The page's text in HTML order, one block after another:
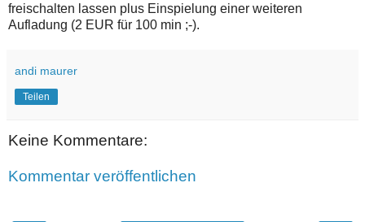
freischalten lassen plus Einspielung einer weiteren
Aufladung (2 EUR für 100 min ;-).
andi maurer
Teilen
Keine Kommentare:
Kommentar veröffentlichen